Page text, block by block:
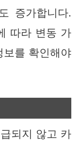
증가합니다.
따라 변동 가
를 확인해야
되지 않고 카